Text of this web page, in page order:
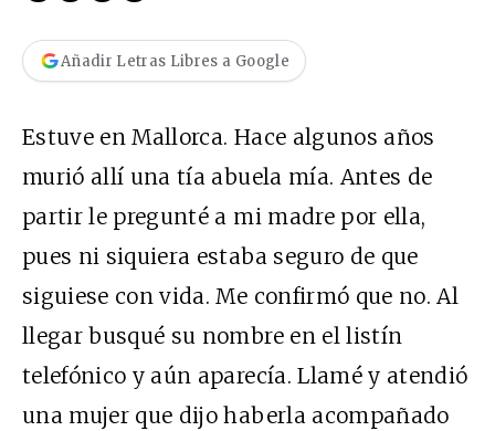
Añadir Letras Libres a Google
Estuve en Mallorca. Hace algunos años
murió allí una tía abuela mía. Antes de
partir le pregunté a mi madre por ella,
pues ni siquiera estaba seguro de que
siguiese con vida. Me confirmó que no. Al
llegar busqué su nombre en el listín
telefónico y aún aparecía. Llamé y atendió
una mujer que dijo haberla acompañado